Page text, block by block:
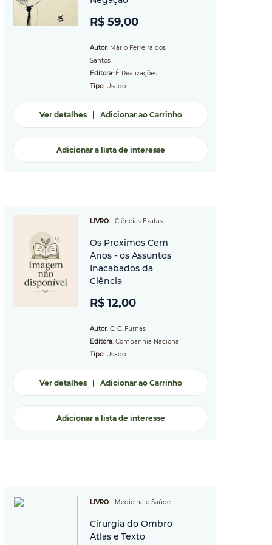
R$ 59,00
Autor: Mário Ferreira dos
Santos
Editora: É Realizações
Tipo: Usado
Ver detalhes| Adicionar ao Carrinho
Adicionar a lista de interesse
LIVRO - Ciências Exatas
Os Proximos Cem
Anos - os Assuntos
Inacabados da
Ciência
R$ 12,00
Autor: C. C. Furnas
Editora: Companhia Nacional
Tipo: Usado
Ver detalhes| Adicionar ao Carrinho
Adicionar a lista de interesse
LIVRO - Medicina e Saúde
Cirurgia do Ombro
Atlas e Texto